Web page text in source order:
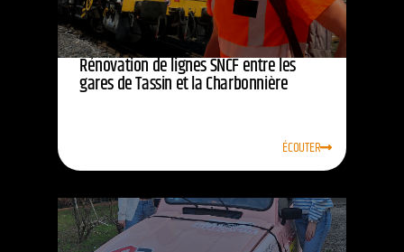
Rénovation de lignes SNCF entre les
gares de Tassin et la Charbonnière
ÉCOUTER